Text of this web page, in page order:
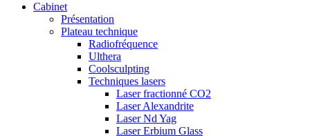
Cabinet
Présentation
Plateau technique
Radiofréquence
Ulthera
Coolsculpting
Techniques lasers
Laser fractionné CO2
Laser Alexandrite
Laser Nd Yag
Laser Erbium Glass